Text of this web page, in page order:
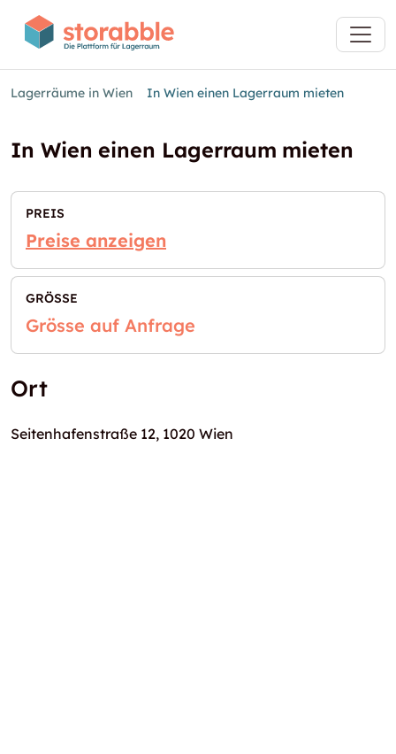
Lagerräume in Wien In Wien einen Lagerraum mieten
In Wien einen Lagerraum mieten
PREIS
Preise anzeigen
GRÖSSE
Grösse auf Anfrage
Ort
Seitenhafenstraße 12, 1020 Wien